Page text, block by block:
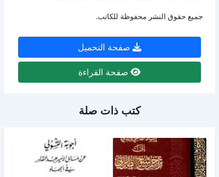
جميع حقوق النشر محفوظة للكاتب.
صفحة التحميل
صفحة القراءة
كتب ذات صلة